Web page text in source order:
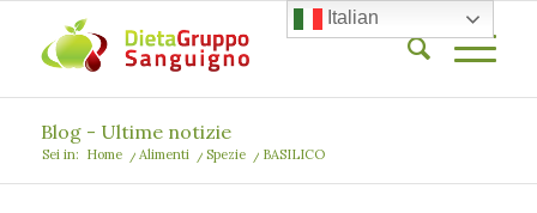
Blog - Ultime notizie
Sei in: Home / Alimenti / Spezie / BASILICO
Italian